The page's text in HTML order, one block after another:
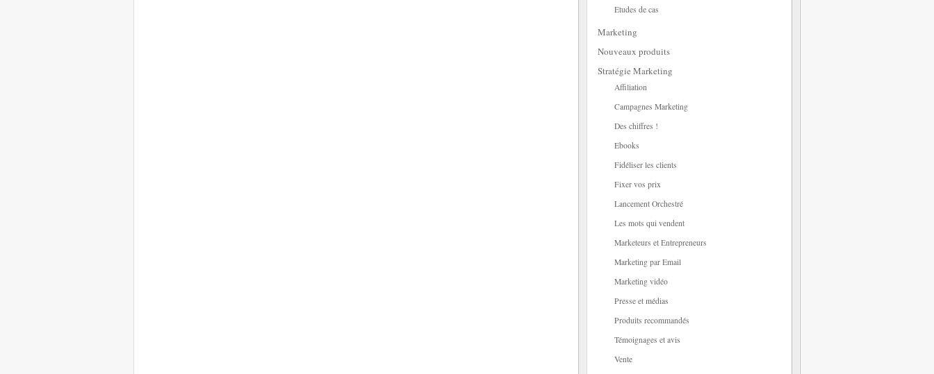
Etudes de cas
Marketing
Nouveaux produits
Stratégie Marketing
Affiliation
Campagnes Marketing
Des chiffres !
Ebooks
Fidéliser les clients
Fixer vos prix
Lancement Orchestré
Les mots qui vendent
Marketeurs et Entrepreneurs
Marketing par Email
Marketing vidéo
Presse et médias
Produits recommandés
Témoignages et avis
Vente